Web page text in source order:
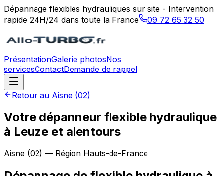
Dépannage flexibles hydrauliques sur site - Intervention
rapide 24H/24 dans toute la France
09 72 65 32 50
PrésentationGalerie photosNos
servicesContactDemande de rappel
Retour au Aisne (02)
Votre dépanneur flexible hydraulique
à Leuze et alentours
Aisne (02) — Région Hauts-de-France